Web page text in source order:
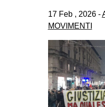
17 Feb , 2026 -
MOVIMENTI